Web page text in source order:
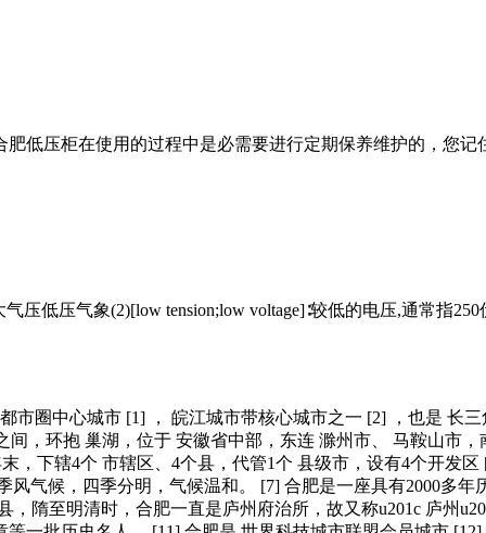
低压柜在使用的过程中是必需要进行定期保养维护的，您记
压低压气象(2)[low tension;low voltage]∶较低的电压,通常指
市圈中心城市 [1] ， 皖江城市带核心城市之一 [2] ，也是 长
，环抱 巢湖，位于 安徽省中部，东连 滁州市、 马鞍山市
，下辖4个 市辖区、4个县，代管1个 县级市，设有4个开发
气候，四季分明，气候温和。 [7] 合肥是一座具有2000多
隋至明清时，合肥一直是庐州府治所，故又称u201c 庐州